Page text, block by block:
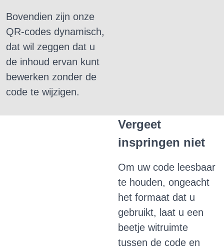
Bovendien zijn onze
QR-codes dynamisch,
dat wil zeggen dat u
de inhoud ervan kunt
bewerken zonder de
code te wijzigen.
Vergeet
inspringen niet
Om uw code leesbaar
te houden, ongeacht
het formaat dat u
gebruikt, laat u een
beetje witruimte
tussen de code en